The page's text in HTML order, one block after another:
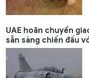
UAE hoãn chuyển
sẵn sàng chiến đấu